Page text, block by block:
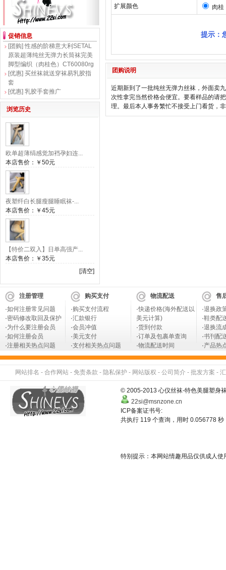
促销信息
[团购] 性感的阶梯意大利SETAL
原装超薄纯丝无弹力长筒袜完美
脚型编织（肉桂色）CT60080rg
[优惠] 买丝袜就送穿袜易乳胶指
套
[优惠] 乳胶手套推广
浏览历史
欧单超薄绢感觉加裆孕妇连...
本店售价： ￥50元
夜塑纤白长腿瘦腿睡眠袜-...
本店售价： ￥45元
【特价二双入】日单高强产...
本店售价： ￥35元
[清空]
扩展颜色 肉桂
提示：
团购说明
近期新到了一批纯丝无弹力丝袜，外面卖
次性拿完当然价格会便宜。要看样品的请
理。最后本人事务繁忙不接受上门看货，
注册管理
·如何注册常见问题
·密码修改取回及保护
·为什么要注册会员
·如何注册会员
·注册相关热点问题
购买支付
·购买支付流程
·汇款银行
·会员冲值
·美元支付
·支付相关热点问题
物流配送
·快递价格(海外配送以
美元计算)
·货到付款
·订单及包裹单查询
·物流配送时间
售
·退换政
·鞋类配
·退换流
·书刊配
·产品热
网站排名 - 合作网站 - 免责条款 - 隐私保护 - 网站版权 - 公司简介 - 批发方案 -
© 2005-2013 心仪丝袜-特色美腿塑身
22si@msnzone.cn
ICP备案证书号:
共执行 119 个查询，用时 0.056778
特别提示：本网站情趣用品仅供成人